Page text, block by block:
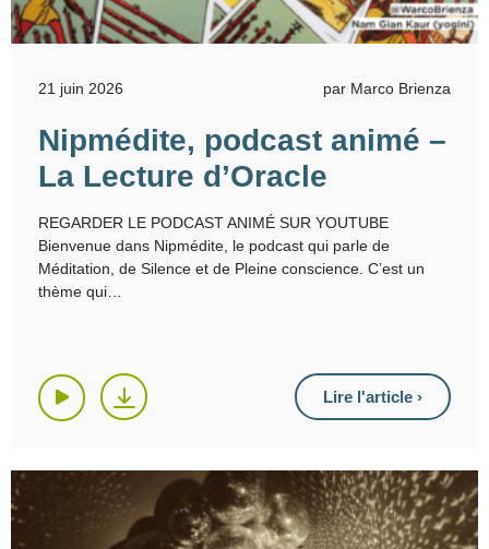
21 juin 2026 par Marco Brienza
Nipmédite, podcast animé –
La Lecture d’Oracle
REGARDER LE PODCAST ANIMÉ SUR YOUTUBE
Bienvenue dans Nipmédite, le podcast qui parle de
Méditation, de Silence et de Pleine conscience. C’est un
thème qui
Lire l'article ›